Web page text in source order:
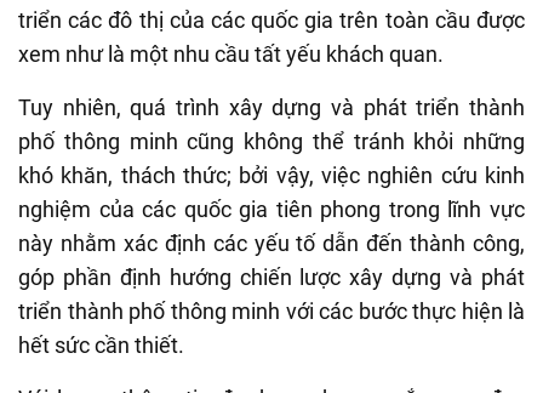
triển các đô thị của các quốc gia trên toàn cầu được
xem như là một nhu cầu tất yếu khách quan.
Tuy nhiên, quá trình xây dựng và phát triển thành
phố thông minh cũng không thể tránh khỏi những
khó khăn, thách thức; bởi vậy, việc nghiên cứu kinh
nghiệm của các quốc gia tiên phong trong lĩnh vực
này nhằm xác định các yếu tố dẫn đến thành công,
góp phần định hướng chiến lược xây dựng và phát
triển thành phố thông minh với các bước thực hiện là
hết sức cần thiết.